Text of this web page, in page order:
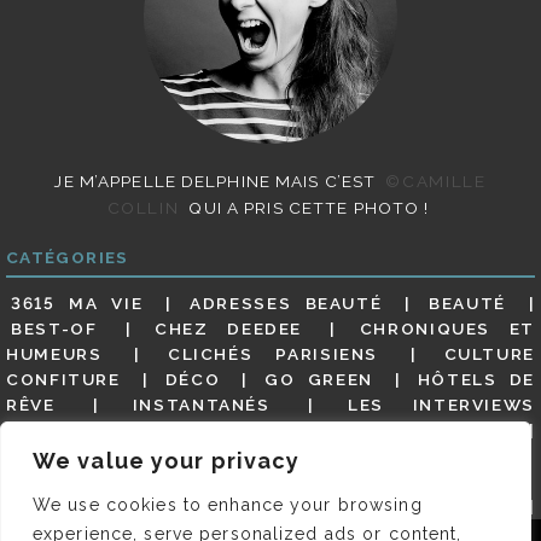
We value your privacy
We use cookies to enhance your browsing
experience, serve personalized ads or content,
JE M’APPELLE DELPHINE MAIS C’EST
©CAMILLE
COLLIN
QUI A PRIS CETTE PHOTO !
CATÉGORIES
3615 MA VIE ADRESSES BEAUTÉ
BEAUTÉ
BEST-OF
CHEZ DEEDEE
CHRONIQUES ET
HUMEURS
CLICHÉS PARISIENS
CULTURE
CONFITURE
DÉCO GO GREEN
HÔTELS DE
RÊVE
INSTANTANÉS
LES INTERVIEWS
MES ADRESSES
MODE NON CLASSÉ
GUIDE
PARIS EN PHOTOS
RESTAURANTS
REVUE DE PRESSE DÉTAILLÉE, SIOU PLAIT